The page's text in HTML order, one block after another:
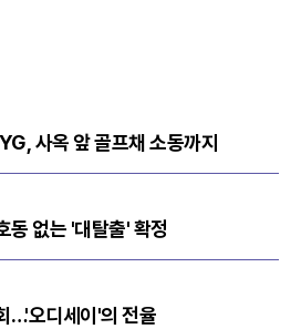
사옥 앞 골프채 소동까지
동 없는 '대탈출' 확정
…'오디세이'의 전율